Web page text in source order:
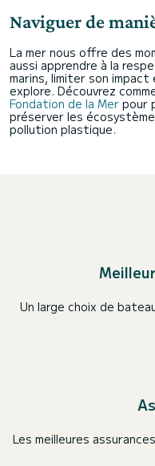
Naviguer de
La mer nous offre des
aussi apprendre à la
marins, limiter son
explore. Découvrez
Fondation de la Mer pour
préserver les
pollution plastique.
Un large choix de
Les meilleures